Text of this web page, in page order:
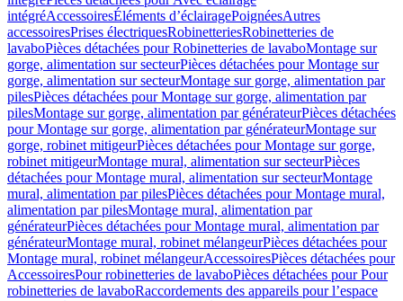
intégréAccessoiresÉléments d’éclairagePoignéesAutres
accessoiresPrises électriquesRobinetteriesRobinetteries de
lavaboPièces détachées pour Robinetteries de lavaboMontage sur
gorge, alimentation sur secteurPièces détachées pour Montage sur
gorge, alimentation sur secteurMontage sur gorge, alimentation par
pilesPièces détachées pour Montage sur gorge, alimentation par
pilesMontage sur gorge, alimentation par générateurPièces détachées
pour Montage sur gorge, alimentation par générateurMontage sur
gorge, robinet mitigeurPièces détachées pour Montage sur gorge,
robinet mitigeurMontage mural, alimentation sur secteurPièces
détachées pour Montage mural, alimentation sur secteurMontage
mural, alimentation par pilesPièces détachées pour Montage mural,
alimentation par pilesMontage mural, alimentation par
générateurPièces détachées pour Montage mural, alimentation par
générateurMontage mural, robinet mélangeurPièces détachées pour
Montage mural, robinet mélangeurAccessoiresPièces détachées pour
AccessoiresPour robinetteries de lavaboPièces détachées pour Pour
robinetteries de lavaboRaccordements des appareils pour l’espace